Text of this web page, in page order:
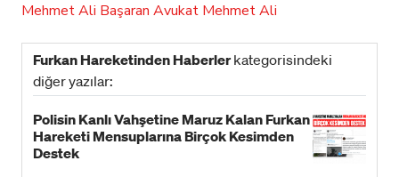
Mehmet Ali Başaran Avukat Mehmet Ali
Furkan Hareketinden Haberlerkategorisindeki
diğer yazılar:
Polisin Kanlı Vahşetine Maruz Kalan Furkan
Hareketi Mensuplarına Birçok Kesimden
Destek